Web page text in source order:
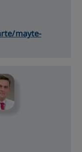
mayte-